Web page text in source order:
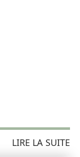
LIRE LA SUITE